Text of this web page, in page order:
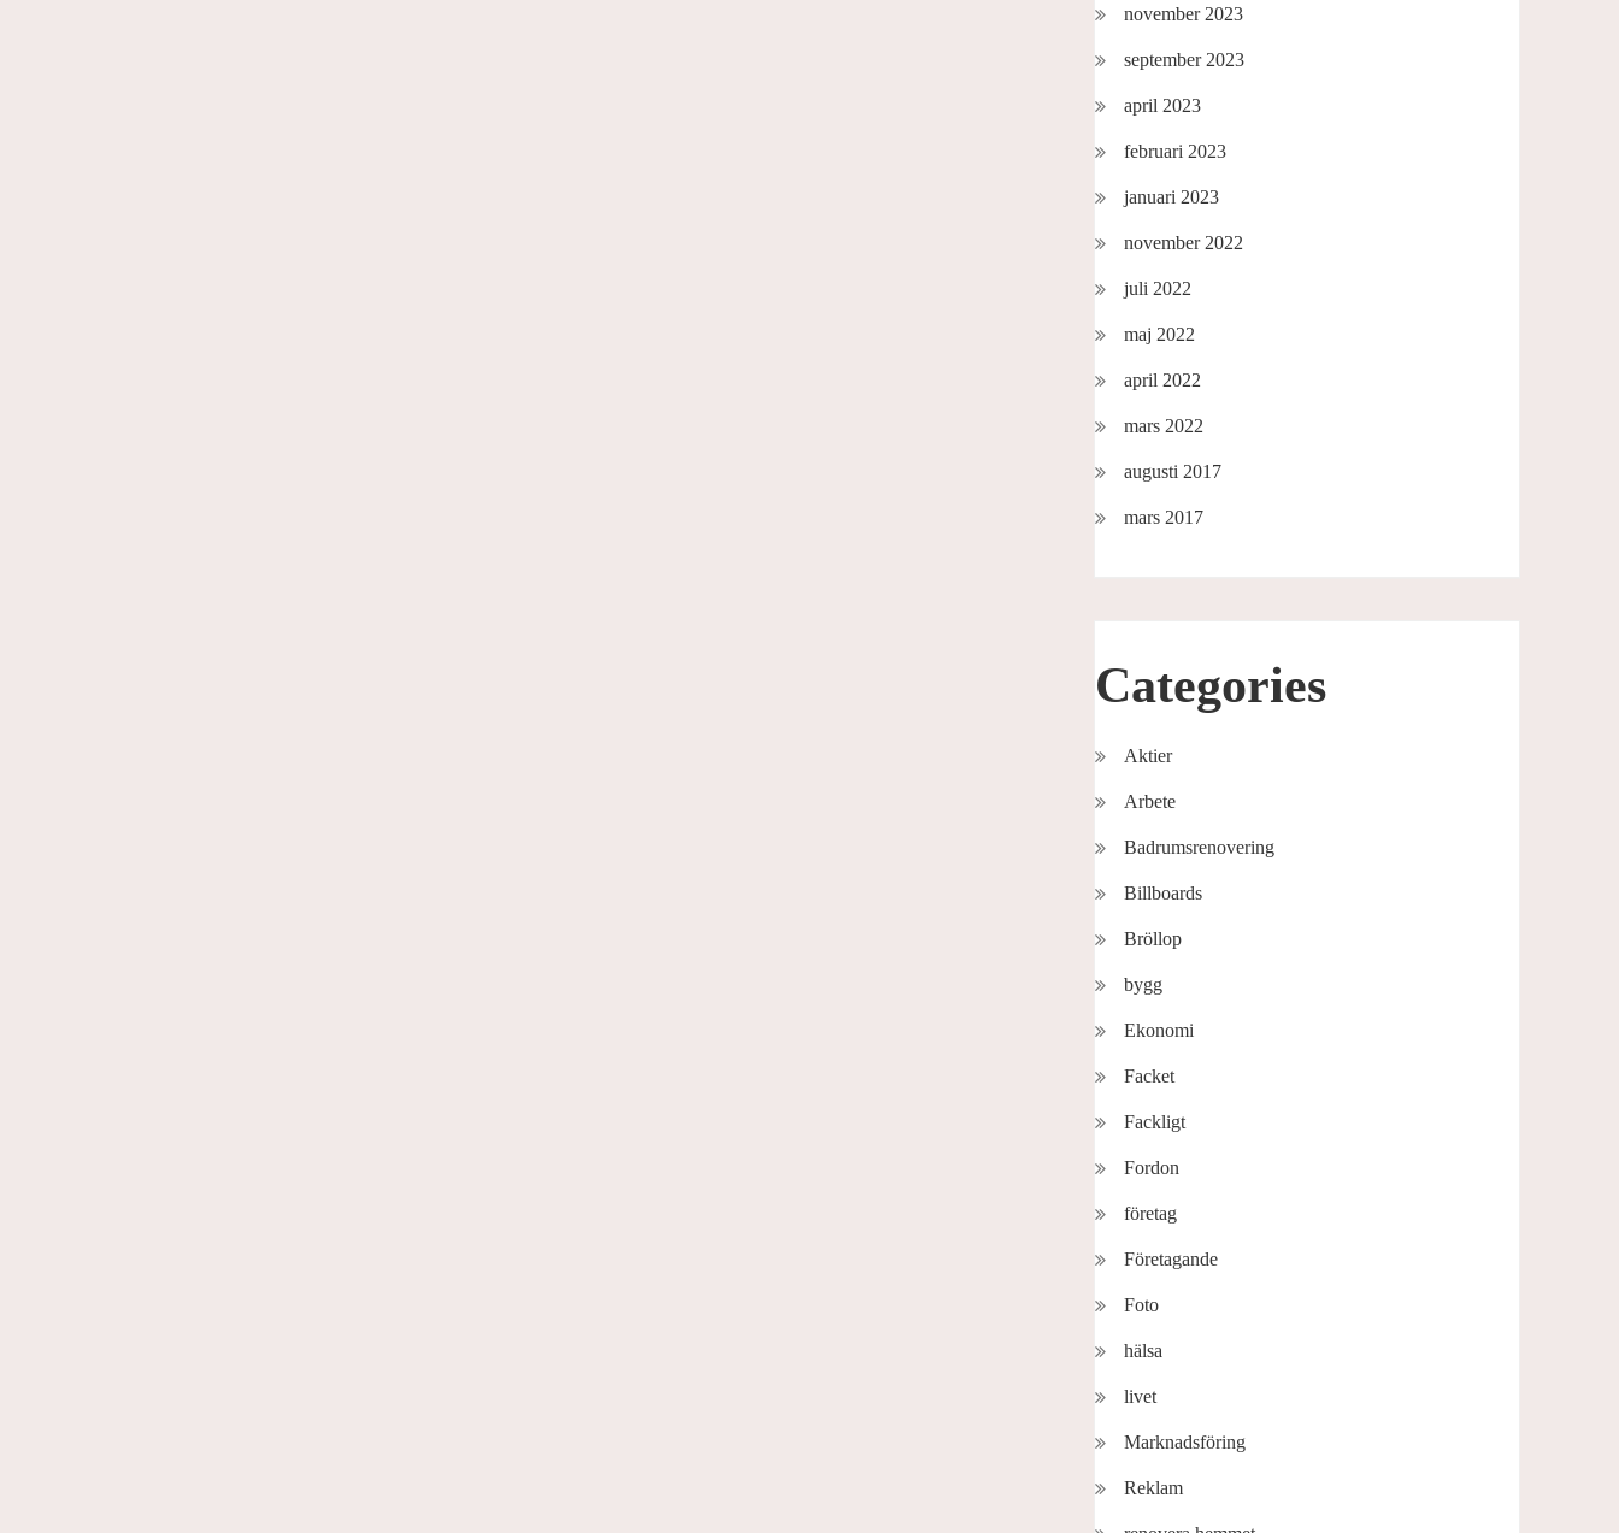
november 2023
september 2023
april 2023
februari 2023
januari 2023
november 2022
juli 2022
maj 2022
april 2022
mars 2022
augusti 2017
mars 2017
Categories
Aktier
Arbete
Badrumsrenovering
Billboards
Bröllop
bygg
Ekonomi
Facket
Fackligt
Fordon
företag
Företagande
Foto
hälsa
livet
Marknadsföring
Reklam